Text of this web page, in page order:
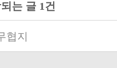
는 글 1건
협지